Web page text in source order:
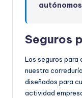
autónomos
Seguros
Los seguros para
nuestra
diseñados para
actividad